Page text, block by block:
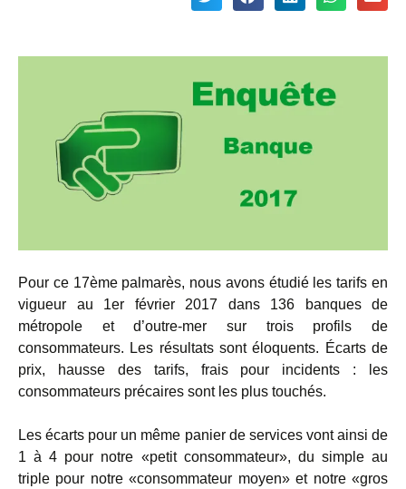
Pour ce 17ème palmarès, nous avons étudié les tarifs en
vigueur au 1er février 2017 dans 136 banques de
métropole et d’outre-mer sur trois profils de
consommateurs. Les résultats sont éloquents. Écarts de
prix, hausse des tarifs, frais pour incidents : les
consommateurs précaires sont les plus touchés.
Les écarts pour un même panier de services vont ainsi de
1 à 4 pour notre «petit consommateur», du simple au
triple pour notre «consommateur moyen» et notre «gros